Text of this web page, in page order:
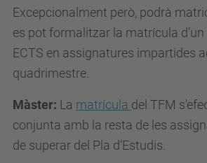
Excepcionalment però, podrà
es pot formalitzar la matrícula
ECTS en assignatures impartides
quadrimestre.
Màster: La matrícula del TFM
conjunta amb la resta de les
de superar del Pla d’Estudis.